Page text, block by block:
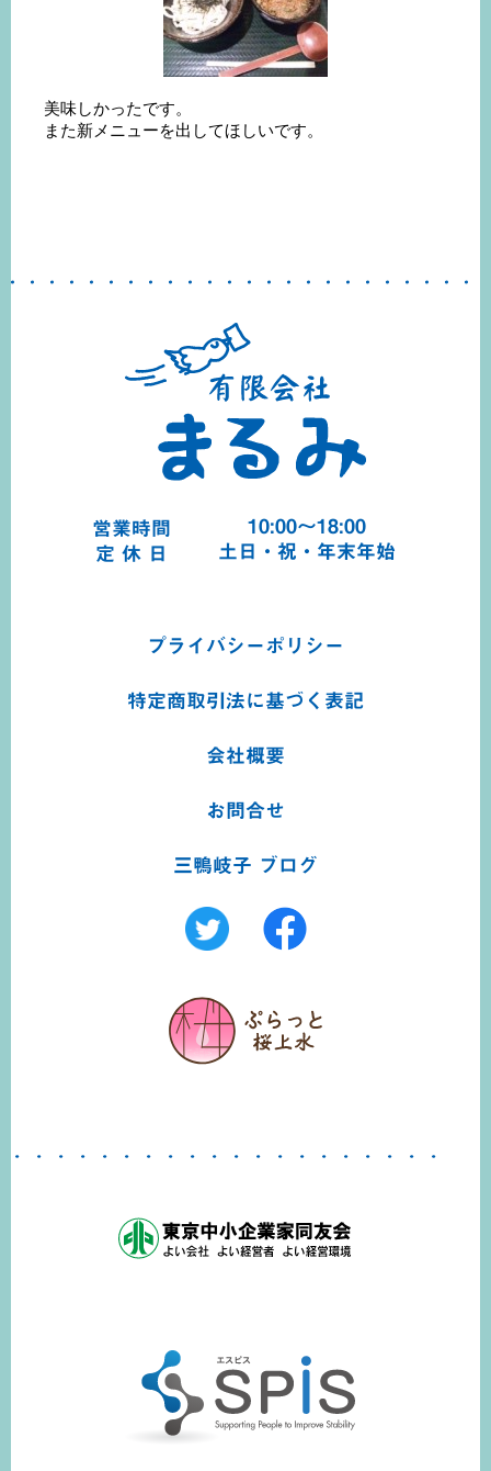
美味しかったです。
また新メニューを出してほしいです。
営業時間
10:00～18:00
定 休 日
土日・祝・年末年始
プライバシーポリシー
特定商取引法に基づく 表記
会社概要
お問合せ
三鴨岐子 ブログ